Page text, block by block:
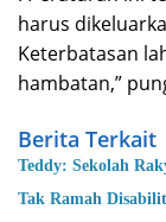
harus
Keterbatasan
hambatan,”
Berita Terkait
Teddy: Sekolah
Tak Ramah